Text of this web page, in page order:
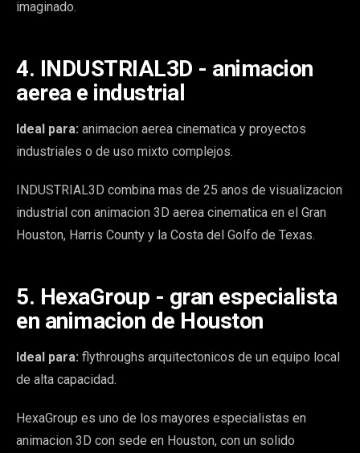
imaginado.
4. INDUSTRIAL3D - animacion
aerea e industrial
Ideal para: animacion aerea cinematica y proyectos
industriales o de uso mixto complejos.
INDUSTRIAL3D combina mas de 25 anos de visualizacion
industrial con animacion 3D aerea cinematica en el Gran
Houston, Harris County y la Costa del Golfo de Texas.
5. HexaGroup - gran especialista
en animacion de Houston
Ideal para: flythroughs arquitectonicos de un equipo local
de alta capacidad.
HexaGroup es uno de los mayores especialistas en
animacion 3D con sede en Houston, con un solido